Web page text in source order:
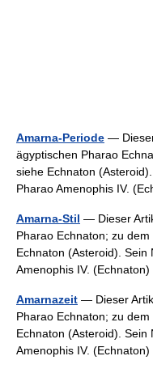
Amarna-Periode —
ägyptischen Pharao
siehe Echnaton
Pharao Amenophis IV.
Amarna-Stil — Dieser
Pharao Echnaton; zu
Echnaton (Asteroid).
Amenophis IV.
Amarnazeit — Dieser
Pharao Echnaton; zu
Echnaton (Asteroid).
Amenophis IV.